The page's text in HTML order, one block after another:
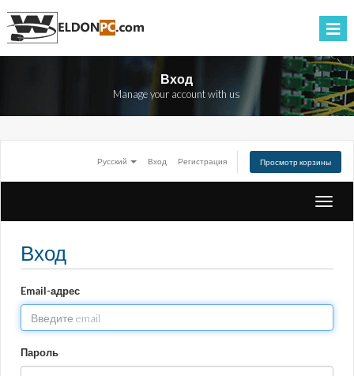
Вход
Manage your account with us
Русский Вход Регистрация Просмотр корзины
Вход
Email-адрес
Пароль